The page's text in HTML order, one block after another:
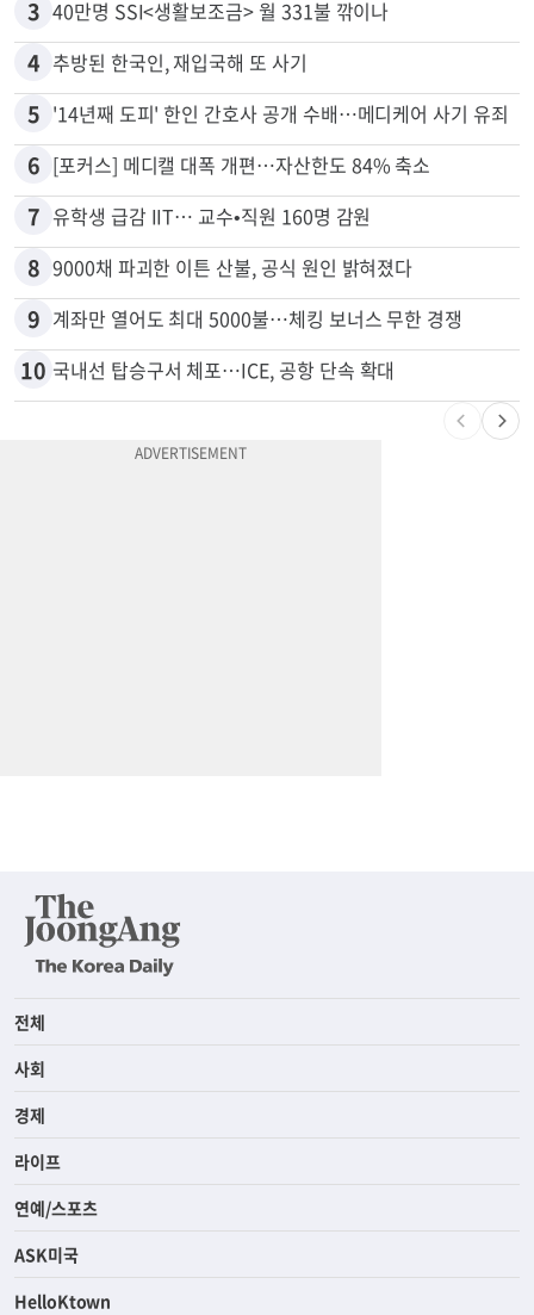
2 “로또, 이 번호 찍지 마라” 물리학자의 당첨금 높이는 비밀
3 40만명 SSI<생활보조금> 월 331불 깎이나
4 추방된 한국인, 재입국해 또 사기
5 '14년째 도피' 한인 간호사 공개 수배…메디케어 사기 유죄
6 [포커스] 메디캘 대폭 개편…자산한도 84% 축소
7 유학생 급감 IIT… 교수•직원 160명 감원
8 9000채 파괴한 이튼 산불, 공식 원인 밝혀졌다
9 계좌만 열어도 최대 5000불…체킹 보너스 무한 경쟁
전체
사회
경제
라이프
연예/스포츠